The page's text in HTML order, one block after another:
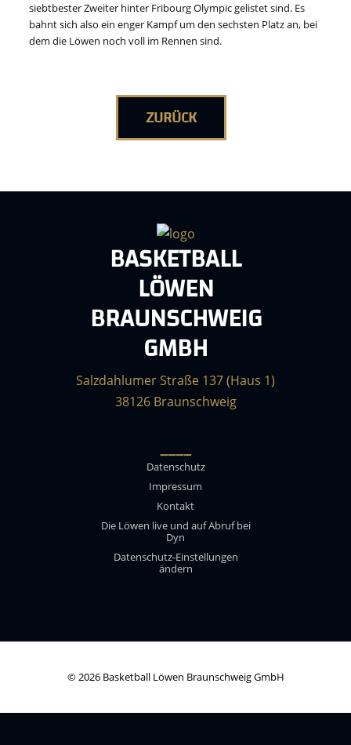
siebtbester Zweiter hinter Fribourg Olympic gelistet sind. Es
bahnt sich also ein enger Kampf um den sechsten Platz an, bei
dem die Löwen noch voll im Rennen sind.
ZURÜCK
BASKETBALL
LÖWEN
BRAUNSCHWEIG
GMBH
Salzdahlumer Straße 137 (Haus 1)
38126 Braunschweig
____
Datenschutz
Impressum
Kontakt
Die Löwen live und auf Abruf bei
Dyn
Datenschutz-Einstellungen
ändern
© 2026 Basketball Löwen Braunschweig GmbH